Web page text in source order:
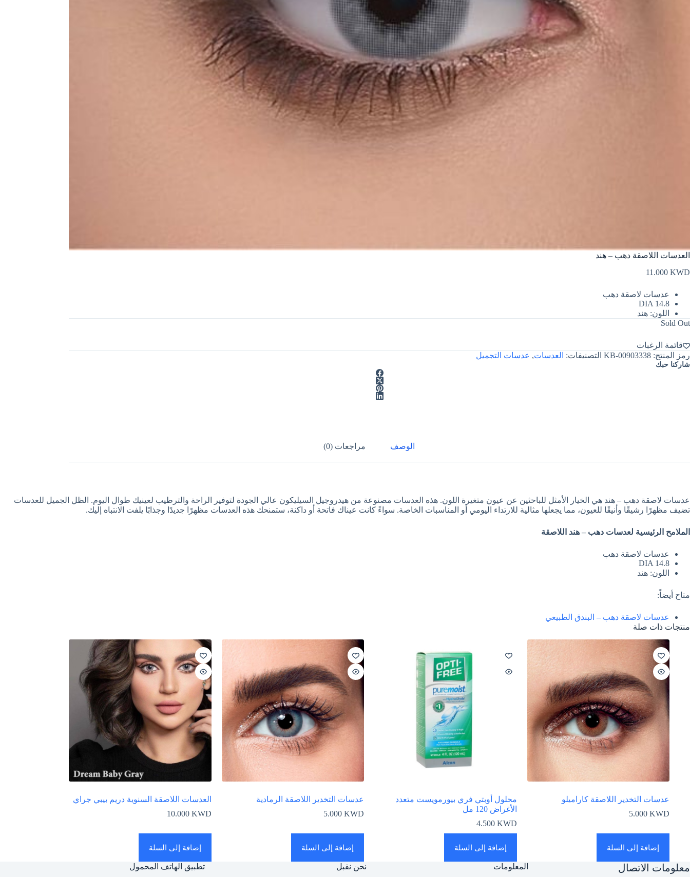
العدسات اللاصقة دهب – هند
11.000 KWD
عدسات لاصقة دهب
DIA 14.8
اللون: هند
Sold Out
قائمة الرغبات
رمز المنتج: KB-00903338 التصنيفات: العدسات, عدسات التجميل
شاركنا حبك
الوصف مراجعات (0)
عدسات لاصقة دهب – هند هي الخيار الأمثل للباحثين عن عيون متغيرة اللون. هذه العدسات مصنوعة من هيدروجيل السيليكون عالي الجودة لتوفير الراحة والترطيب لعينيك طوال اليوم. الظل الجميل للعدسات
تضيف مظهرًا رشيقًا وأنيقًا للعيون، مما يجعلها مثالية للارتداء اليومي أو المناسبات الخاصة. سواءً كانت عيناك فاتحة أو داكنة، ستمنحك هذه العدسات مظهرًا جديدًا وجذابًا يلفت الانتباه إليك.
الملامح الرئيسية لعدسات دهب – هند اللاصقة
عدسات لاصقة دهب
DIA 14.8
اللون: هند
متاح أيضاً:
عدسات لاصقة دهب – البندق الطبيعي
منتجات ذات صلة
عدسات التخدير اللاصقة كاراميلو
5.000 KWD
إضافة إلى السلة
محلول أوبتي فري بيورمويست متعدد
الأغراض 120 مل
4.500 KWD
إضافة إلى السلة
عدسات التخدير اللاصقة الرمادية
5.000KWD
إضافة إلى السلة
العدسات اللاصقة السنوية دريم بيبي جراي
10.000 KWD
إضافة إلى السلة
معلومات الاتصال المعلومات نحن نقبل تطبيق الهاتف المحمول